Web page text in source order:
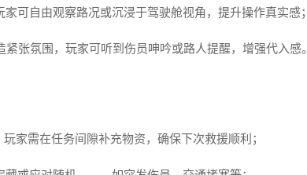
可自由观察路况或沉浸于驾驶舱视角，提升操作真实感；
张氛围，玩家可听到伤员呻吟或路人提醒，增强代入感。
家需在任务间隙补充物资，确保下次救援顺利；